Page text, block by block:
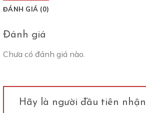
ĐÁNH GIÁ (0)
Đánh giá
Chưa có đánh giá nào.
Hãy là người đầu tiên nhận